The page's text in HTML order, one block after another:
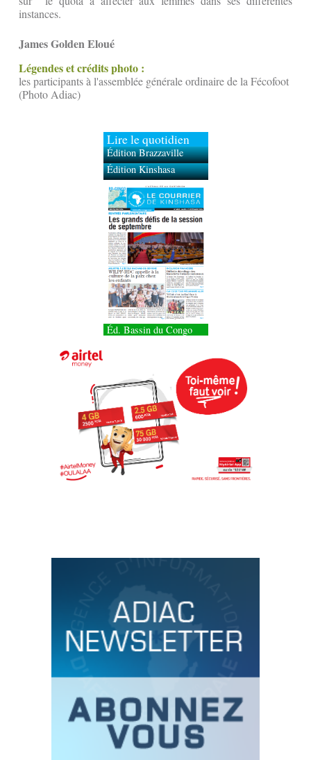
instances.
James Golden Eloué
Légendes et crédits photo :
les participants à l'assemblée générale ordinaire de la Fécofoot
(Photo Adiac)
Lire le quotidien
Édition Brazzaville
Édition Kinshasa
Éd. Bassin du Congo